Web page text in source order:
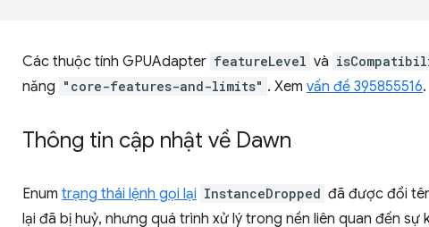
Các thuộc tính GPUAdapter featureLevel và
năng "core-features-and-limits" . Xem vấn đề 395855516.
Thông tin cập nhật về Dawn
Enum trạng thái lệnh gọi lại InstanceDropped đã được đổi
lại đã bị huỷ, nhưng quá trình xử lý trong nền liên quan đến